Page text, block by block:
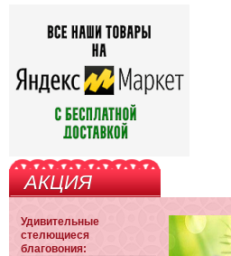
АКЦИЯ
Удивительные
стелющиеся
благовония: